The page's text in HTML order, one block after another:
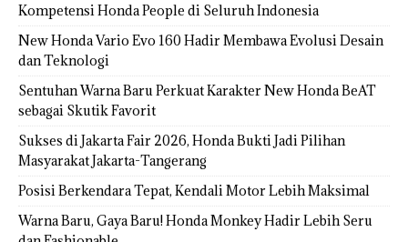
Kompetensi Honda People di Seluruh Indonesia
New Honda Vario Evo 160 Hadir Membawa Evolusi Desain
dan Teknologi
Sentuhan Warna Baru Perkuat Karakter New Honda BeAT
sebagai Skutik Favorit
Sukses di Jakarta Fair 2026, Honda Bukti Jadi Pilihan
Masyarakat Jakarta-Tangerang
Posisi Berkendara Tepat, Kendali Motor Lebih Maksimal
Warna Baru, Gaya Baru! Honda Monkey Hadir Lebih Seru